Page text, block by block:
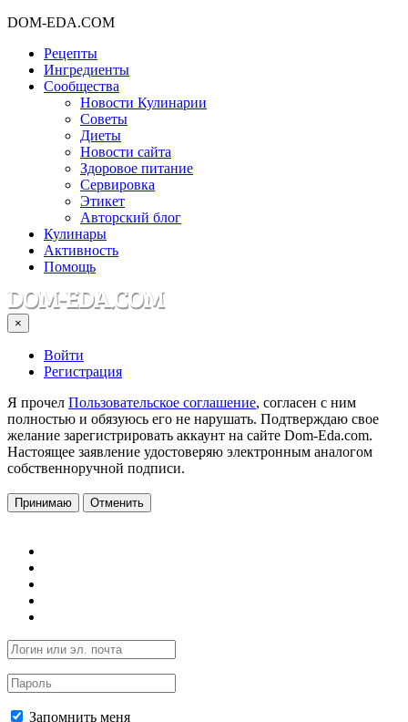
DOM-EDA.COM
Рецепты
Ингредиенты
Сообщества
Новости Кулинарии
Советы
Диеты
Новости сайта
Здоровое питание
Сервировка
Этикет
Авторский блог
Кулинары
Активность
Помощь
×
Войти
Регистрация
Я прочел Пользовательское соглашение, согласен с ним
полностью и обязуюсь его не нарушать. Подтверждаю свое
желание зарегистрировать аккаунт на сайте Dom-Eda.com.
Настоящее заявление удостоверяю электронным аналогом
собственноручной подписи.
Принимаю Отменить
Запомнить меня